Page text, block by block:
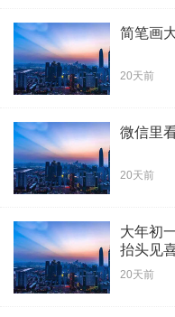
简笔画
20天前
微信里
20天前
大年初
抬头见
20天前